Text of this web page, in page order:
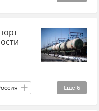
Россия
Еще 6